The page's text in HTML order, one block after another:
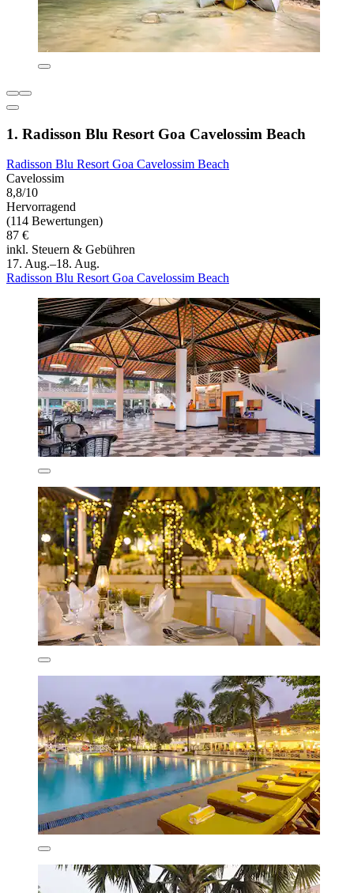
1. Radisson Blu Resort Goa Cavelossim Beach
Radisson Blu Resort Goa Cavelossim Beach
Cavelossim
8,8/10
Hervorragend
(114 Bewertungen)
87 €
inkl. Steuern & Gebühren
17. Aug.–18. Aug.
Radisson Blu Resort Goa Cavelossim Beach